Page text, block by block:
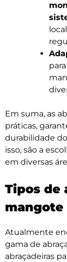
Em suma, as
práticas,
durabilidade
isso, são a
em diversas
Tipos de
mangote
Atualmente
gama de
abraçadeiras